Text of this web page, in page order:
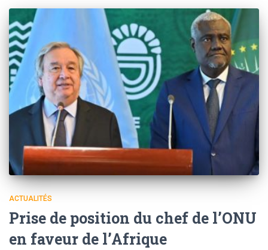
ACTUALITÉS
Prise de position du chef de l’ONU
en faveur de l’Afrique